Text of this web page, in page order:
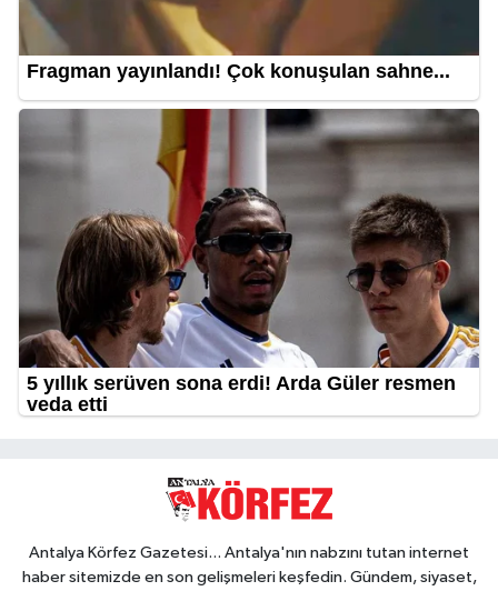
Antalya Körfez Gazetesi... Antalya'nın nabzını tutan internet
haber sitemizde en son gelişmeleri keşfedin. Gündem, siyaset,